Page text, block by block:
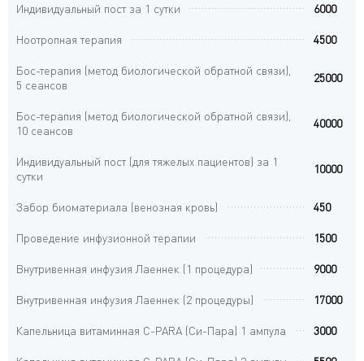
Индивидуальный пост за 1 сутки 6000
Ноотропная терапия 4500
Бос-терапия (метод биологической обратной связи),
5 сеансов
25000
Бос-терапия (метод биологической обратной связи),
10 сеансов
40000
Индивидуальный пост (для тяжелых пациентов) за 1
сутки
10000
Забор биоматериала (венозная кровь) 450
Проведение инфузионной терапии 1500
Внутривенная инфузия Лаеннек (1 процедура) 9000
Внутривенная инфузия Лаеннек (2 процедуры) 17000
Капельница витаминная C-PARA (Си-Пара) 1 ампула 3000